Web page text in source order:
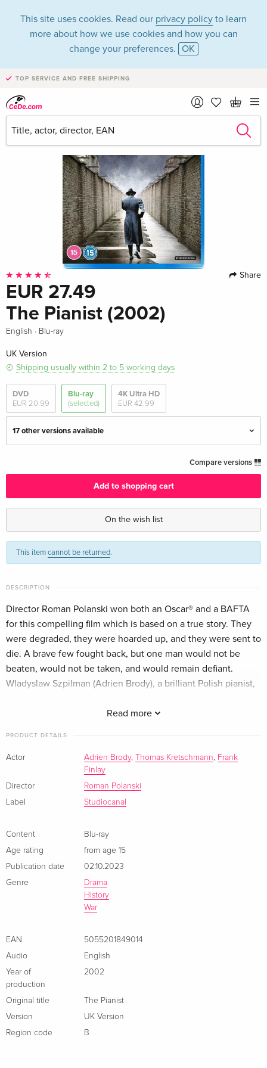
This site uses cookies. Read our privacy policy to learn
more about how we use cookies and how you can
change your preferences. OK
TOP SERVICE AND FREE SHIPPING
Share
EUR 27.49
The Pianist (2002)
English · Blu-ray
UK Version
Shipping usually within 2 to 5 working days
DVD
EUR 20.99
Blu-ray
(selected)
4K Ultra HD
EUR 42.99
17 other versions available
English · UK Version
EUR 27.49
4K Ultra HD + Blu-ray
EUR 42.99
Standard edition
English · US Version
EUR 37.49
Arthaus, 20th Anniversary Edition, Restored
Arthaus, 20th Anniversary Edition, Restored,
4K Ultra HD + Blu-ray
EUR 42.99
German
Standard edition
EUR 23.49
New Edition
French
4K Ultra HD + Blu-ray
Italian
Italian
Standard edition
Italian
Compare versions
Add to shopping cart
On the wish list
This itemcannot be returned.
DESCRIPTION
Read more
Director Roman Polanski won both an Oscar® and a BAFTA
for this compelling film which is based on a true story. They
were degraded, they were hoarded up, and they were sent to
die. A brave few fought back, but one man would not be
beaten, would not be taken, and would remain defiant.
Wladyslaw Szpilman (Adrien Brody), a brilliant Polish pianist,
Warsaw ghetto, he shares the suffering, the humiliation and
PRODUCT DETAILS
Actor Adrien Brody, Thomas Kretschmann, Frank
Finlay
Director
Roman Polanski
Label
Studiocanal
Content
Blu-ray
Age rating
from age 15
Publication date
02.10.2023
Genre
Drama
History
War
EAN
5055201849014
Audio
English
Year of
production
2002
Original title
The Pianist
Version
UK Version
Region code
B